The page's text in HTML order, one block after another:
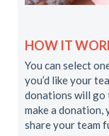
HOW IT
You can select
you’d like your
donations will go
make a donation,
share your team